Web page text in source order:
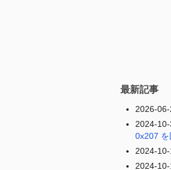
最新記事
2026-
2024-10-
0x207
2024-10-
2024-10-